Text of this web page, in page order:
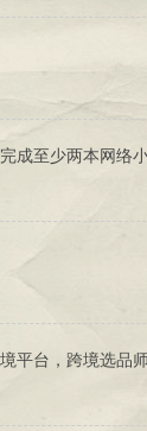
至少两本网络
平台，跨境选品师